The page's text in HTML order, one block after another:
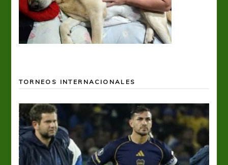
TORNEOS INTERNACIONALES